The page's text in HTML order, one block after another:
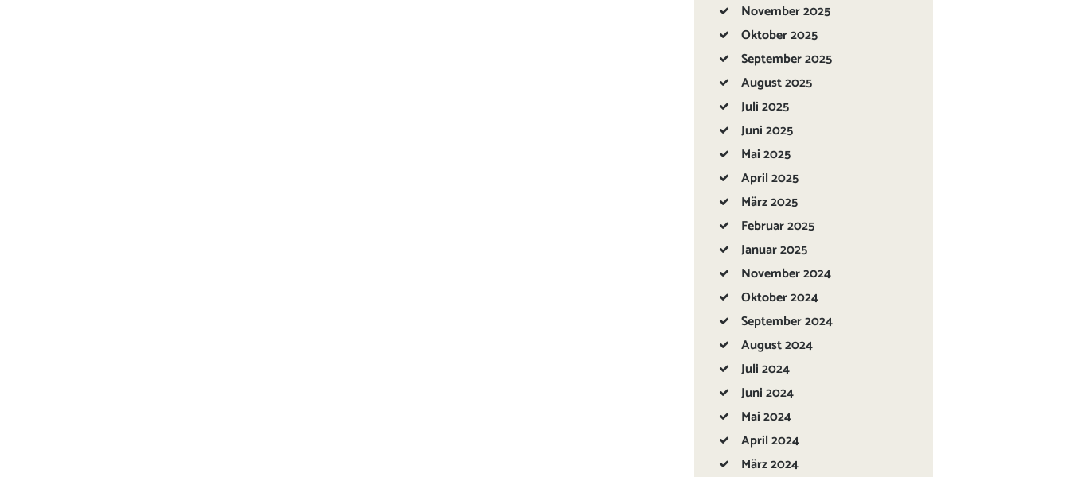
November2025
Oktober2025
September2025
August2025
Juli2025
Juni2025
Mai2025
April2025
März2025
Februar2025
Januar2025
November2024
Oktober2024
September2024
August2024
Juli2024
Juni2024
Mai2024
April2024
März2024